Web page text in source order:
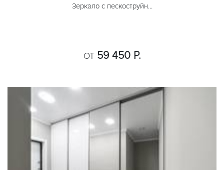
Зеркало с пескоструйн...
ОТ 59 450 Р.